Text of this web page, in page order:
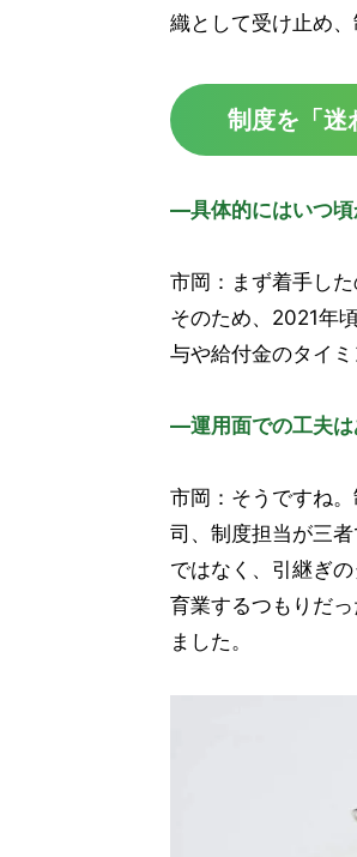
織として受け止め
制度を「迷
―具体的にはいつ頃
市岡：まず着手し
そのため、2021年
与や給付金のタイミ
―運用面での工夫は
市岡：そうですね
司、制度担当が三
ではなく、引継ぎ
育業するつもりだ
ました。